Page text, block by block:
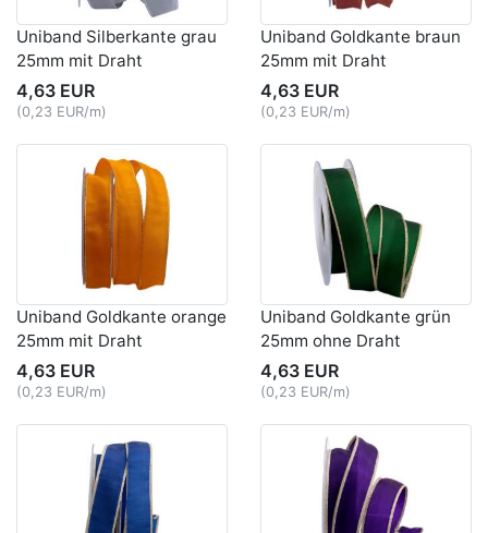
Uniband Silberkante grau
25mm mit Draht
4,63 EUR
(0,23 EUR/m)
Uniband Goldkante braun
25mm mit Draht
4,63 EUR
(0,23 EUR/m)
Uniband Goldkante orange
25mm mit Draht
4,63 EUR
(0,23 EUR/m)
Uniband Goldkante grün
25mm ohne Draht
4,63 EUR
(0,23 EUR/m)